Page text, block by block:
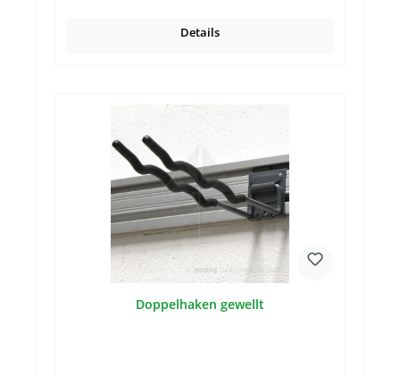
Details
Doppelhaken gewellt